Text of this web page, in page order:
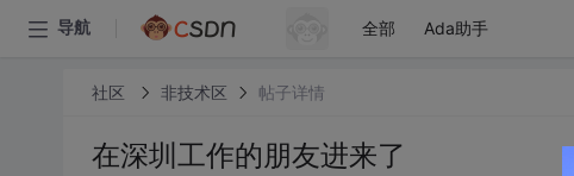
导航 全部 Ada助手
社区 非技术区 帖子详情
在深圳工作的朋友进来了